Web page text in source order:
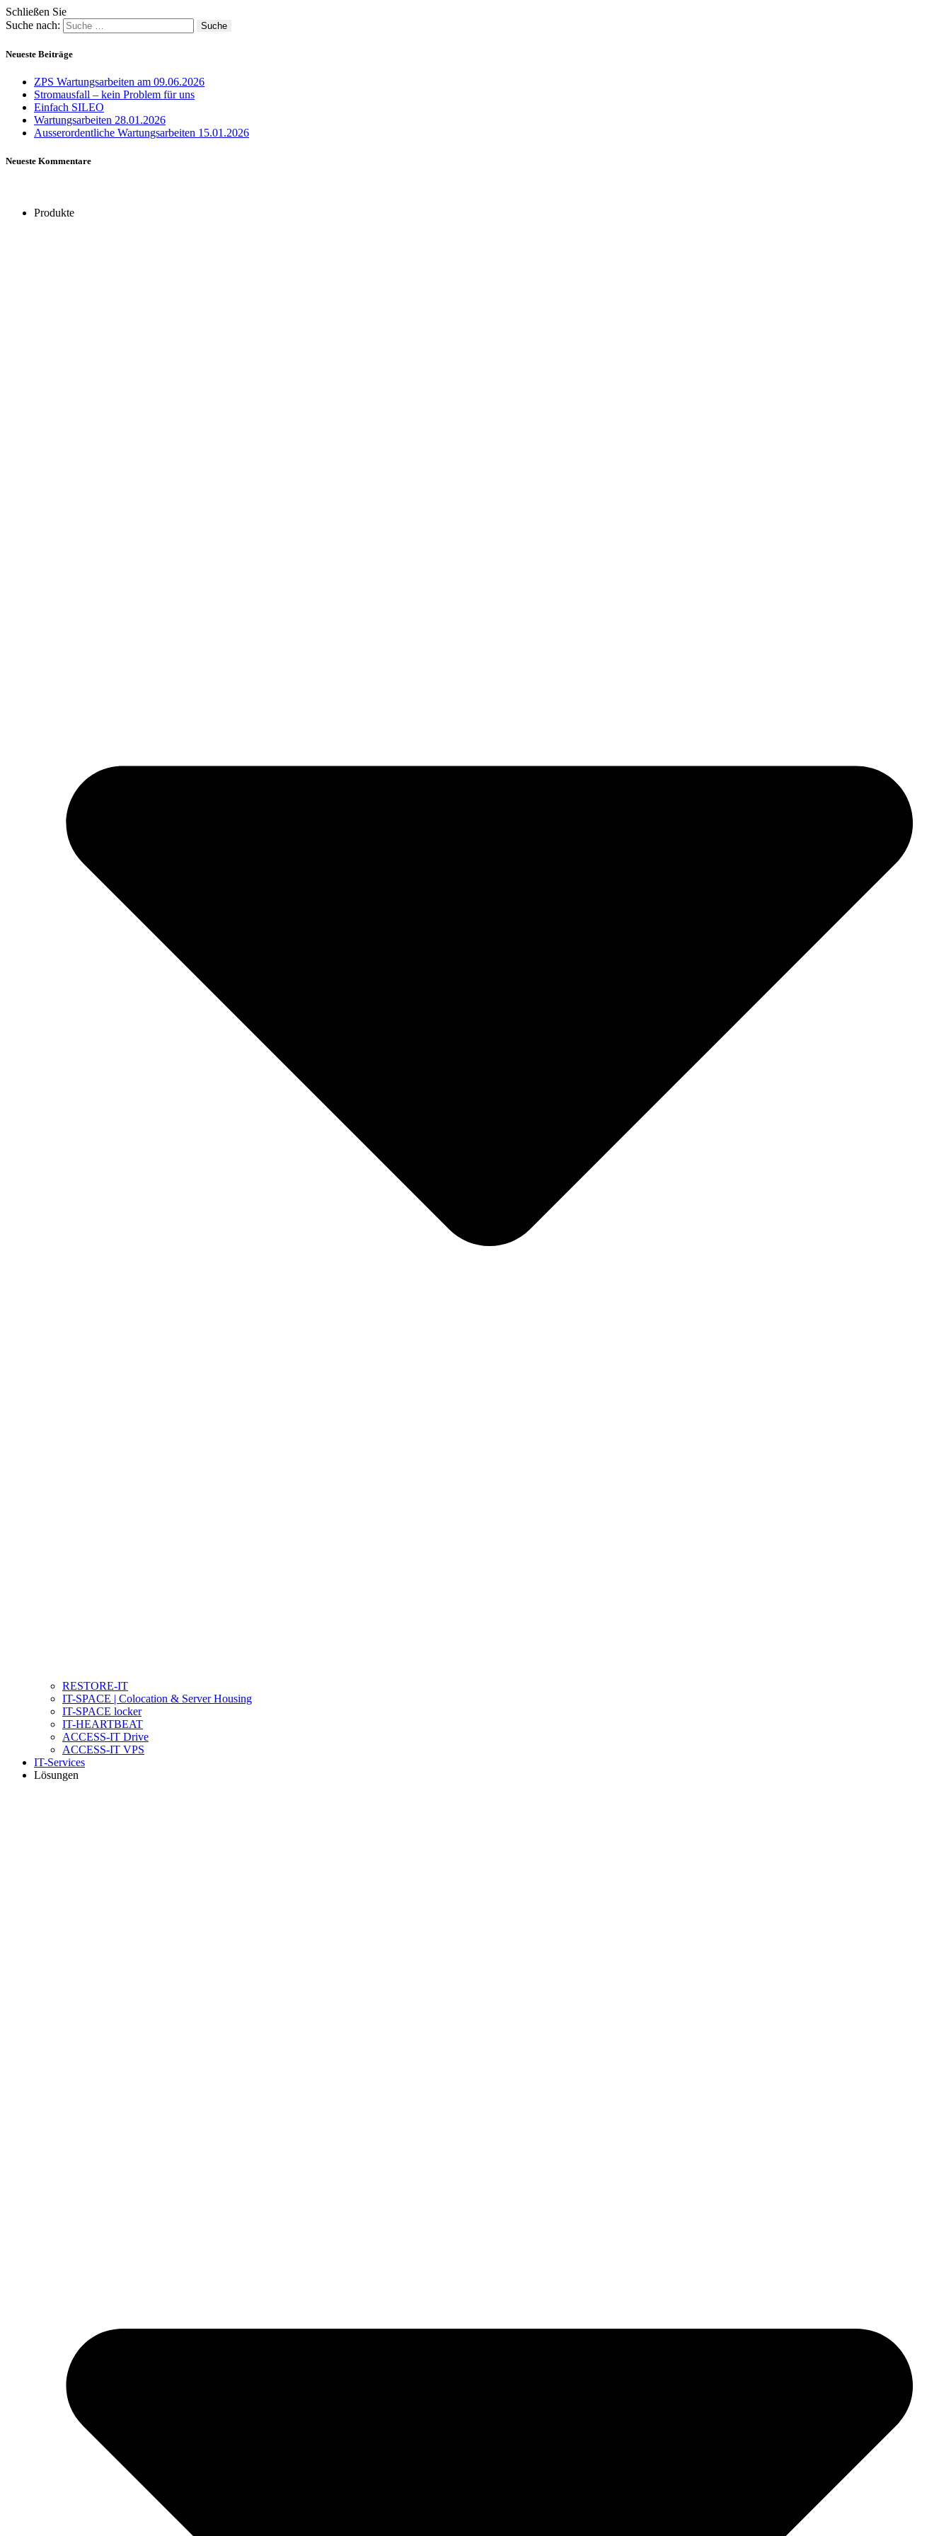
Schließen Sie
Suche nach:
Neueste Beiträge
ZPS Wartungsarbeiten am 09.06.2026
Stromausfall – kein Problem für uns
Einfach SILEO
Wartungsarbeiten 28.01.2026
Ausserordentliche Wartungsarbeiten 15.01.2026
Neueste Kommentare
Produkte
RESTORE-IT
IT-SPACE | Colocation & Server Housing
IT-SPACE locker
IT-HEARTBEAT
ACCESS-IT Drive
ACCESS-IT VPS
IT-Services
Lösungen